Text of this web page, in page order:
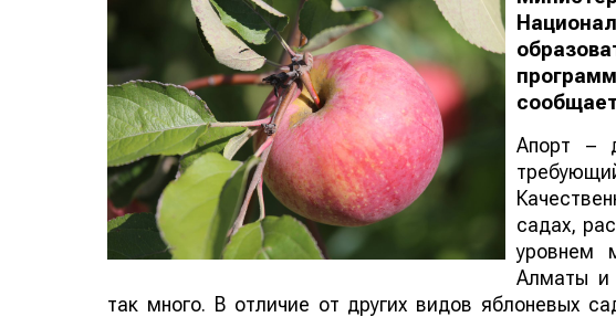
сообщает
Апорт –
садах,
уровнем
Алматы и
так много. В отличие от других видов яблоневых
авиатоплива